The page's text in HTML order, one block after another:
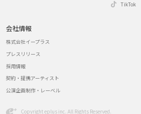
TikTok
会社情報
株式会社イープラス
プレスリリース
採用情報
契約・提携アーティスト
公演企画制作・レーベル
Copyright eplus inc. All Rights Reserved.